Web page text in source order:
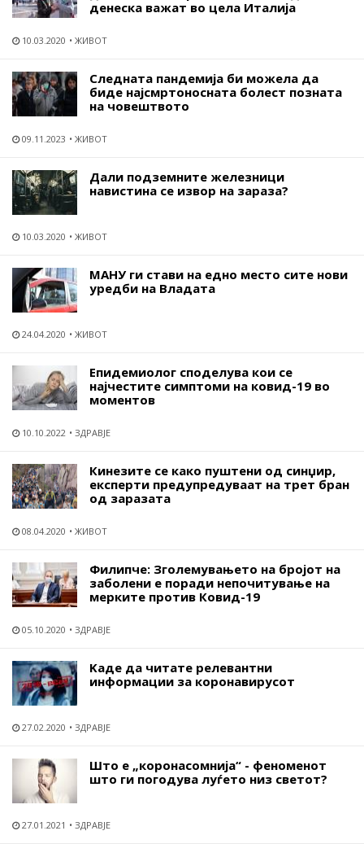
денеска важат во цела Италија
10.03.2020 ЖИВОТ
Следната пандемија би можела да
биде најсмртоносната болест позната
на човештвото
09.11.2023 ЖИВОТ
Дали подземните железници
навистина се извор на зараза?
10.03.2020 ЖИВОТ
МАНУ ги стави на едно место сите нови
уредби на Владата
24.04.2020 ЖИВОТ
Епидемиолог споделува кои се
најчестите симптоми на ковид-19 во
моментов
10.10.2022 ЗДРАВЈЕ
Кинезите се како пуштени од синџир,
експерти предупредуваат на трет бран
од заразата
08.04.2020 ЖИВОТ
Филипче: Зголемувањето на бројот на
заболени е поради непочитување на
мерките против Ковид-19
05.10.2020 ЗДРАВЈЕ
Kаде да читате релевантни
информации за коронавирусот
27.02.2020 ЗДРАВЈЕ
Што е „коронасомнија“ - феноменот
што ги погодува луѓето низ светот?
27.01.2021 ЗДРАВЈЕ